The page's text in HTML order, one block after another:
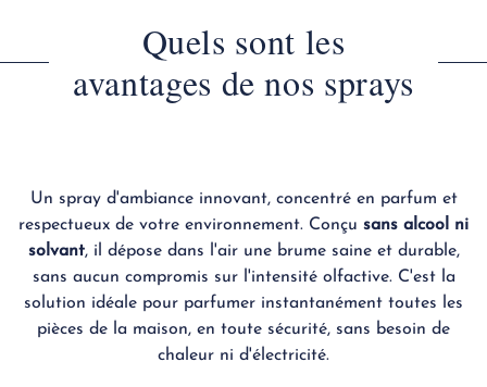
Quels sont les
avantages de nos sprays
Un spray d'ambiance innovant, concentré en parfum et
respectueux de votre environnement. Conçu sans alcool ni
solvant, il dépose dans l'air une brume saine et durable,
sans aucun compromis sur l'intensité olfactive. C'est la
solution idéale pour parfumer instantanément toutes les
pièces de la maison, en toute sécurité, sans besoin de
chaleur ni d'électricité.